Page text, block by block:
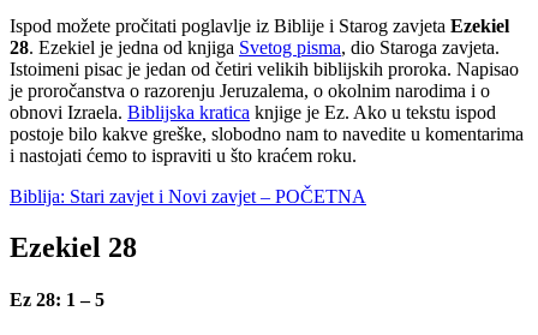
Ispod možete pročitati poglavlje iz Biblije i Starog zavjeta Ezekiel
28. Ezekiel je jedna od knjiga Svetog pisma, dio Staroga zavjeta.
Istoimeni pisac je jedan od četiri velikih biblijskih proroka. Napisao
je proročanstva o razorenju Jeruzalema, o okolnim narodima i o
obnovi Izraela. Biblijska kratica knjige je Ez. Ako u tekstu ispod
postoje bilo kakve greške, slobodno nam to navedite u komentarima
i nastojati ćemo to ispraviti u što kraćem roku.
Biblija: Stari zavjet i Novi zavjet – POČETNA
Ezekiel 28
Ez 28: 1 – 5